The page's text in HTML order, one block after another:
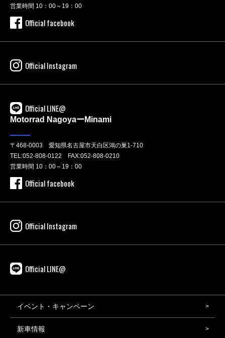
営業時間 10：00～19：00
Official facebook
Official Instagram
Official LINE@
Motorrad NagoyaーMinami
〒468-0003 愛知県名古屋市天白区鴻の巣1-710
TEL:052-808-0122 FAX:052-808-0210
営業時間 10：00～19：00
Official facebook
Official Instagram
Official LINE@
イベント・キャンペーン
新車情報